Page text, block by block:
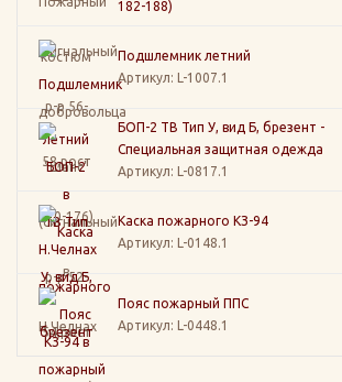
182-188)
Подшлемник летний
Артикул: L-1007.1
БОП-2 ТВ Тип У, вид Б, брезент -
Специальная защитная одежда
Артикул: L-0817.1
Каска пожарного КЗ-94
Артикул: L-0148.1
Пояс пожарный ППС
Артикул: L-0448.1